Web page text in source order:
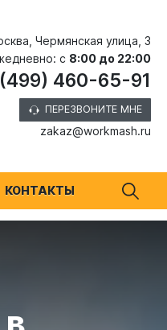
Чермянская улица, 3
с 8:00 до 22:00
460-65-91
ПЕРЕЗВОНИТЕ МНЕ
zakaz@workmash.ru
КОНТАКТЫ